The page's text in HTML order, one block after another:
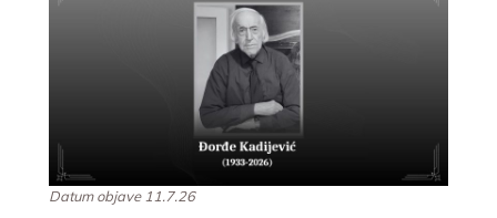
Datum objave 11.7.26